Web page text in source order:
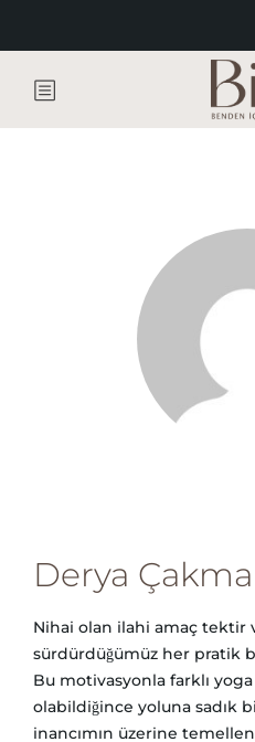
Derya
Nihai olan ilahi amaç tektir
sürdürdüğümüz her pratik
Bu motivasyonla farklı
olabildiğince yoluna sadık
inancımın üzerine